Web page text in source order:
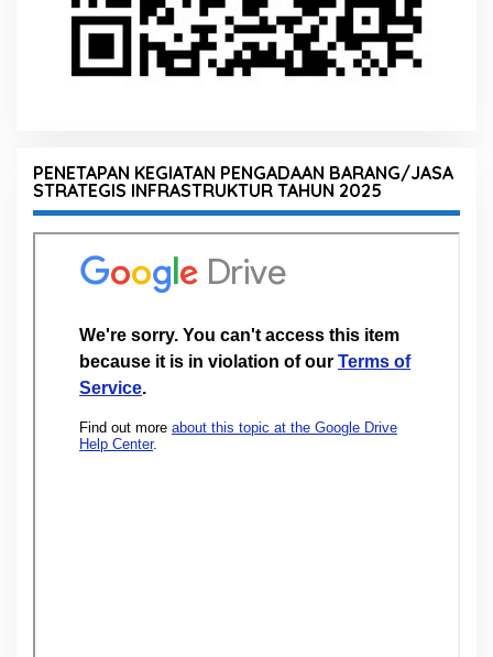
PENETAPAN KEGIATAN PENGADAAN BARANG/JASA
STRATEGIS INFRASTRUKTUR TAHUN 2025